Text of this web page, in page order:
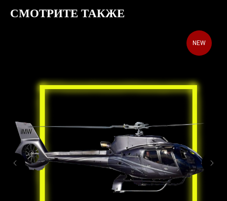
СМОТРИТЕ ТАКЖЕ
NEW